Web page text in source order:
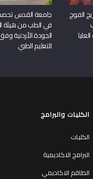
الفوج
جامعة القدس تحصد
في الطب من هيئة
الجودة الأردنية
للتعليم الطبي
الكليات والبرامج
الكليات
البرامج الاكاديمية
الطاقم الاكاديمي